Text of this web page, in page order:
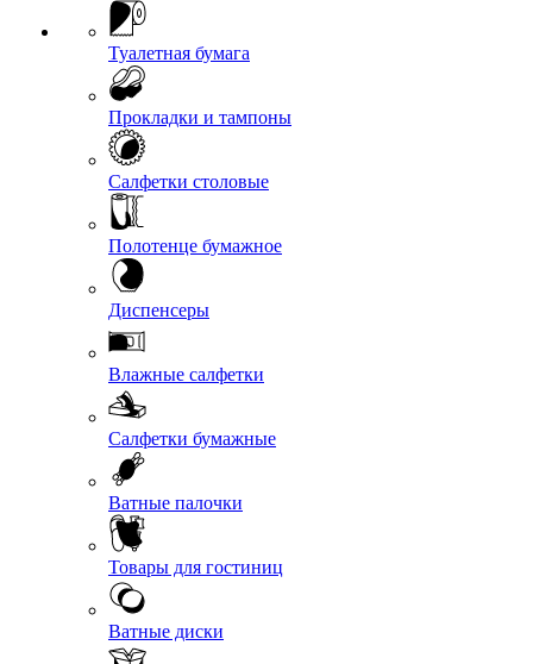
Туалетная бумага
Прокладки и тампоны
Салфетки столовые
Полотенце бумажное
Диспенсеры
Влажные салфетки
Салфетки бумажные
Ватные палочки
Товары для гостиниц
Ватные диски